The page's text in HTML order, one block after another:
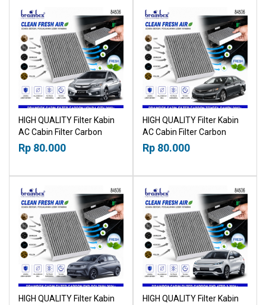
HIGH QUALITY Filter Kabin
AC Cabin Filter Carbon
Honda City 2009+
21019530
Rp 80.000
HIGH QUALITY Filter Kabin
AC Cabin Filter Carbon
Toyota Camry 2002+
21019530
Rp 80.000
HIGH QUALITY Filter Kabin
HIGH QUALITY Filter Kabin